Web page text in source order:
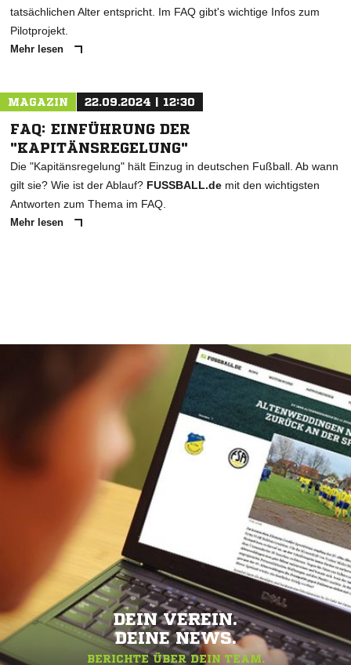
tatsächlichen Alter entspricht. Im FAQ gibt's wichtige Infos zum
Pilotprojekt.
Mehr lesen
MAGAZIN 22.09.2024 | 12:30
FAQ: EINFÜHRUNG DER
"KAPITÄNSREGELUNG"
Die "Kapitänsregelung" hält Einzug in deutschen Fußball. Ab wann
gilt sie? Wie ist der Ablauf? FUSSBALL.de mit den wichtigsten
Antworten zum Thema im FAQ.
Mehr lesen
DEIN VEREIN.
DEINE NEWS.
BERICHTE ÜBER DEIN TEAM.